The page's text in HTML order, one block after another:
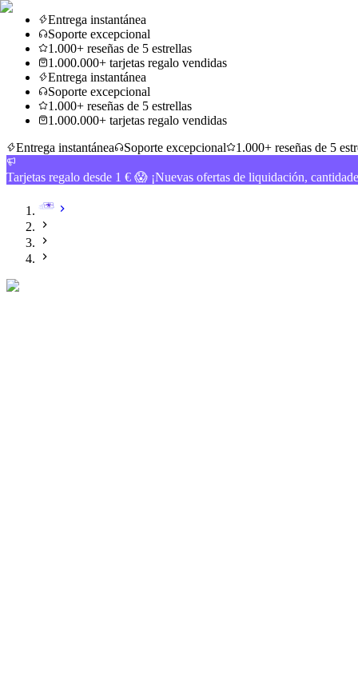
Entrega instantánea
Soporte excepcional
1.000+ reseñas de 5 estrellas
1.000.000+ tarjetas regalo vendidas
Entrega instantánea
Soporte excepcional
1.000+ reseñas de 5 estrellas
1.000.000+ tarjetas regalo vendidas
Entrega instantánea
Soporte excepcional 1.000+ reseñas de 5
Tarjetas regalo desde 1 € 😱 ¡Nuevas ofertas de liquidación,